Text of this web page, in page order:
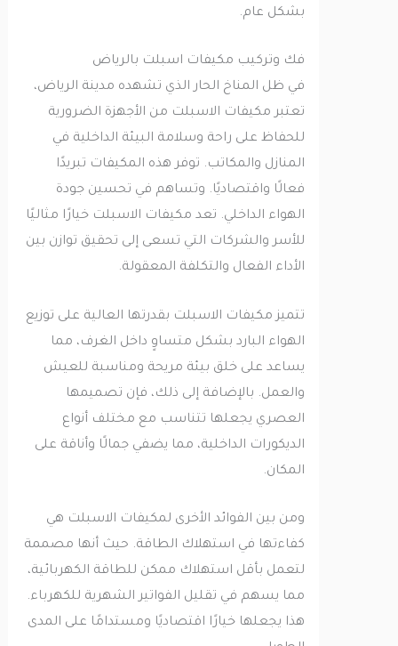
بشكل عام.
فك وتركيب مكيفات اسبلت بالرياض
في ظل المناخ الحار الذي تشهده مدينة الرياض،
تعتبر مكيفات الاسبلت من الأجهزة الضرورية
للحفاظ على راحة وسلامة البيئة الداخلية في
المنازل والمكاتب. توفر هذه المكيفات تبريدًا
فعالًا واقتصاديًا. وتساهم في تحسين جودة
الهواء الداخلي. تعد مكيفات الاسبلت خيارًا مثاليًا
للأسر والشركات التي تسعى إلى تحقيق توازن بين
الأداء الفعال والتكلفة المعقولة.
تتميز مكيفات الاسبلت بقدرتها العالية على توزيع
الهواء البارد بشكل متساوٍ داخل الغرف، مما
يساعد على خلق بيئة مريحة ومناسبة للعيش
والعمل. بالإضافة إلى ذلك، فإن تصميمها
العصري يجعلها تتناسب مع مختلف أنواع
الديكورات الداخلية، مما يضفي جمالًا وأناقة على
المكان.
ومن بين الفوائد الأخرى لمكيفات الاسبلت هي
كفاءتها في استهلاك الطاقة. حيث أنها مصممة
لتعمل بأقل استهلاك ممكن للطاقة الكهربائية،
مما يسهم في تقليل الفواتير الشهرية للكهرباء.
هذا يجعلها خيارًا اقتصاديًا ومستدامًا على المدى